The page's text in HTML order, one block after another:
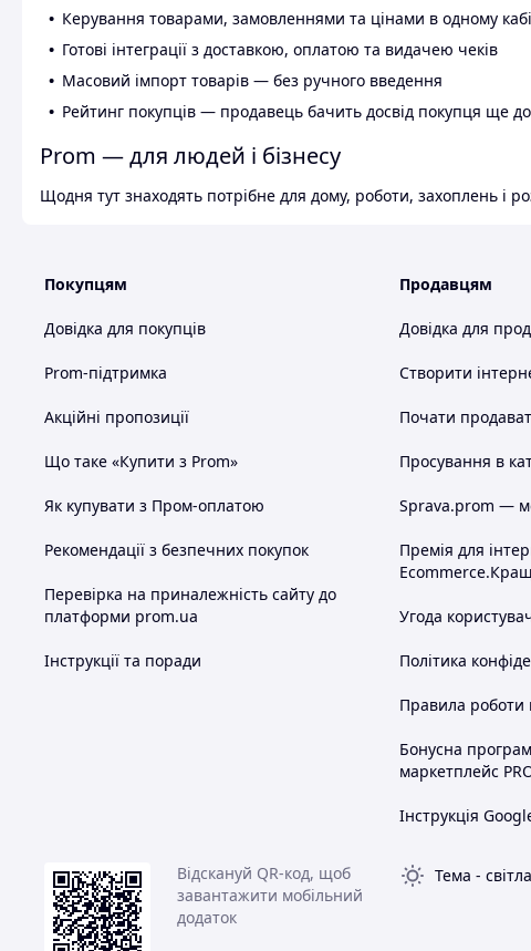
Керування товарами, замовленнями та цінами в одному
Готові інтеграції з доставкою, оплатою та видачею чеків
Масовий імпорт товарів — без ручного введення
Рейтинг покупців — продавець бачить досвід покупця ще
Prom — для людей і бізнесу
Щодня тут знаходять потрібне для дому, роботи, захоплень і
Покупцям
Довідка для покупців
Prom-підтримка
Акційні пропозиції
Що таке «Купити з Prom»
Як купувати з Пром-оплатою
Рекомендації з безпечних покупок
Перевірка на приналежність сайту до
платформи prom.ua
Інструкції та поради
Продавцям
Довідка для
Створити
Почати
Просування в
Sprava.prom —
Премія для
Угода
Політика
Правила роботи
Бонусна
маркетплейс
Інструкція
Відскануй QR-код, щоб
завантажити мобільний
додаток
Тема - світла